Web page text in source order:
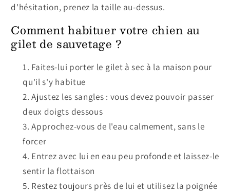
d'hésitation, prenez la taille au-dessus.
Comment habituer votre chien au
gilet de sauvetage ?
Faites-lui porter le gilet à sec à la maison pour
qu'il s'y habitue
Ajustez les sangles : vous devez pouvoir passer
deux doigts dessous
Approchez-vous de l'eau calmement, sans le
forcer
Entrez avec lui en eau peu profonde et laissez-le
sentir la flottaison
Restez toujours près de lui et utilisez la poignée